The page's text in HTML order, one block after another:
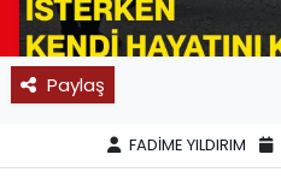
Paylaş
FADİME YILDIRIM